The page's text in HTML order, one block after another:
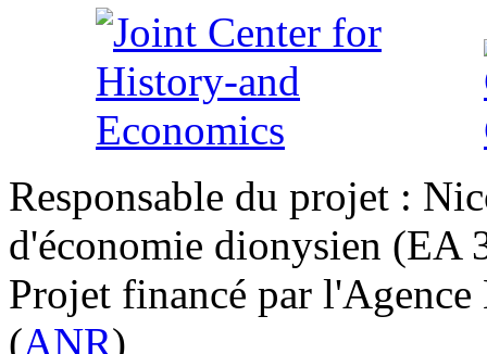
Responsable du projet :
d'économie dionysien
Projet financé par l'Agence
(ANR)